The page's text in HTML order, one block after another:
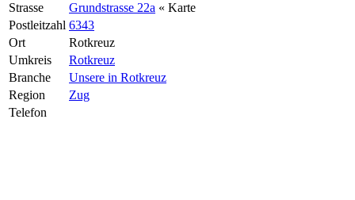
Strasse
Grundstrasse 22a « Karte
Postleitzahl 6343
Ort
Rotkreuz
Umkreis
Rotkreuz
Branche
Unsere in Rotkreuz
Region
Zug
Telefon